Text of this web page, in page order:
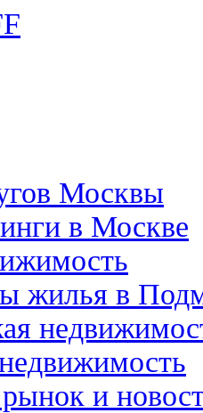
Москвы
в Москве
жилья в
и